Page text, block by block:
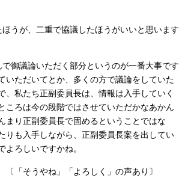
うが、二重で協議したほうがいいと思います
御議論いただく部分というのが一番大事です
いただいてとか、多くの方で議論をしていた
、私たち正副委員長は、情報は入手していく
ころは今の段階ではさせていただかなあかん
まり正副委員長で固めるということではな
りも 入手しながら、正副委員長案を出してい
よろしいですかね。
「よろしく」の声あり〕